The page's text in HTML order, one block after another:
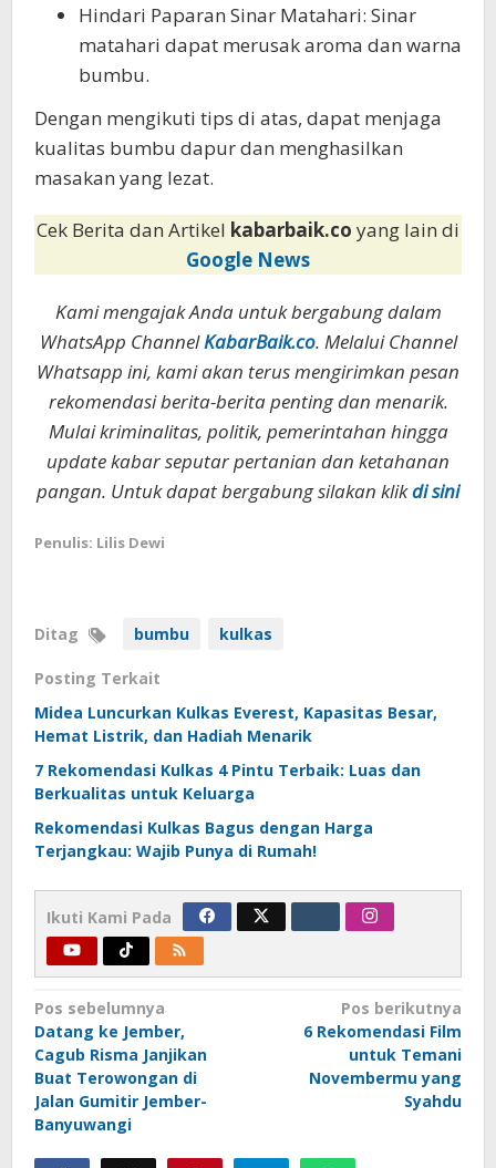
Hindari Paparan Sinar Matahari: Sinar
matahari dapat merusak aroma dan warna
bumbu.
Dengan mengikuti tips di atas, dapat menjaga
kualitas bumbu dapur dan menghasilkan
masakan yang lezat.
Cek Berita dan Artikel kabarbaik.co yang lain di
Google News
Kami mengajak Anda untuk bergabung dalam
WhatsApp ChannelKabarBaik.co. Melalui Channel
Whatsapp ini, kami akan terus mengirimkan pesan
rekomendasi berita-berita penting dan menarik.
Mulai kriminalitas, politik, pemerintahan hingga
update kabar seputar pertanian dan ketahanan
pangan. Untuk dapat bergabung silakan klikdi sini
Penulis: Lilis Dewi
Ditag bumbu kulkas
Posting Terkait
Midea Luncurkan Kulkas Everest, Kapasitas Besar,
Hemat Listrik, dan Hadiah Menarik
7 Rekomendasi Kulkas 4 Pintu Terbaik: Luas dan
Berkualitas untuk Keluarga
Rekomendasi Kulkas Bagus dengan Harga
Terjangkau: Wajib Punya di Rumah!
Ikuti Kami Pada
Navigasi
pos
Pos sebelumnya
Datang ke Jember,
Cagub Risma Janjikan
Buat Terowongan di
Jalan Gumitir Jember-
Banyuwangi
Pos berikutnya
6 Rekomendasi Film
untuk Temani
Novembermu yang
Syahdu